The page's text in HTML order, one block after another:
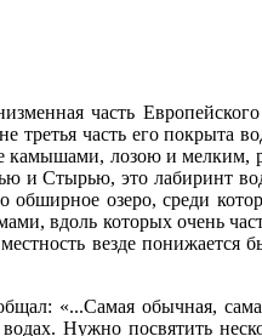
часть Европейского
третья часть его покрыта
лозою и мелким,
и Стырью, это лабиринт
озеро, среди
вдоль которых очень
везде понижается
«...Самая обычная,
Нужно посвятить